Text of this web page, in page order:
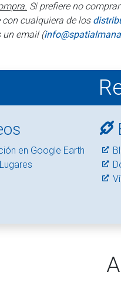
Si prefiere no
con cualquiera de los
un email (
en Google Earth